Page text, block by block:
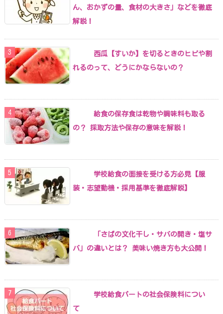
ん、おかずの量、食材の大きさ」などを徹底
解説！
西瓜【すいか】を切るときのヒビや割
れるのって、どうにかならないの？
給食の保存食は乾物や調味料も取る
の？ 採取方法や保存の意味を解説！
学校給食の面接を受ける方必見【服
装・志望動機・採用基準を徹底解説】
「さばの文化干し・サバの開き・塩サ
バ」の違いとは？ 美味い焼き方も大公開！
学校給食パートの社会保険料につい
て